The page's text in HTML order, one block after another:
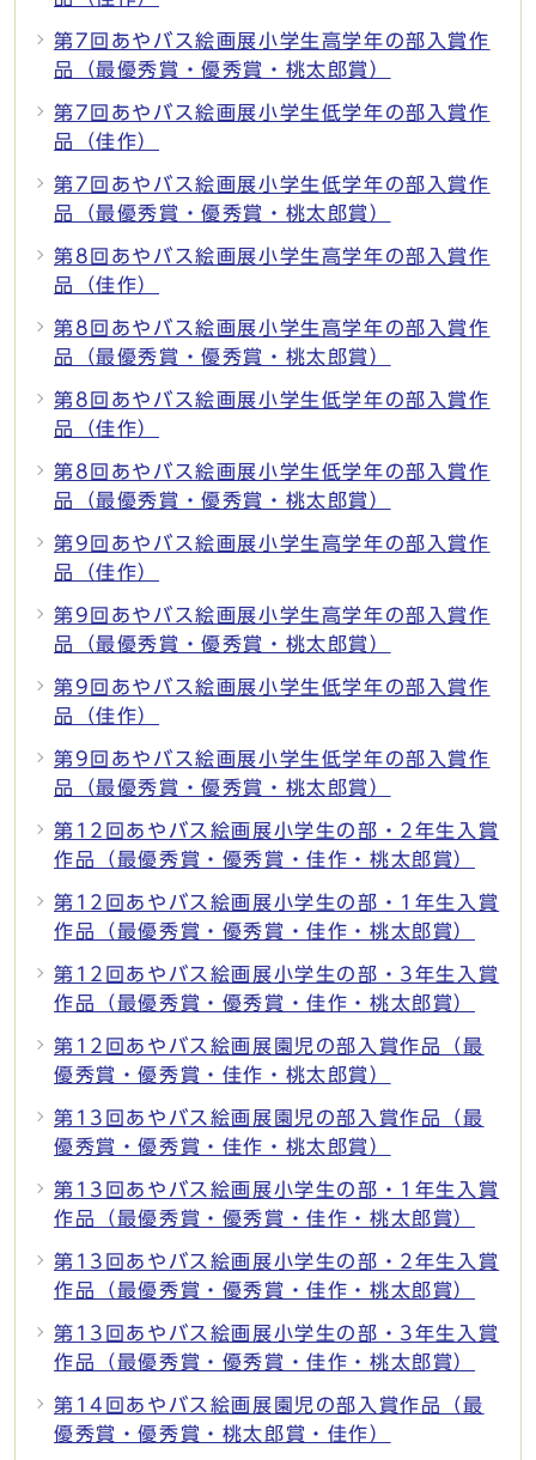
第7回あやバス絵画展小学生高学年の部入賞作
品（最優秀賞・優秀賞・桃太郎賞）
第7回あやバス絵画展小学生低学年の部入賞作
品（佳作）
第7回あやバス絵画展小学生低学年の部入賞作
品（最優秀賞・優秀賞・桃太郎賞）
第8回あやバス絵画展小学生高学年の部入賞作
品（佳作）
第8回あやバス絵画展小学生高学年の部入賞作
品（最優秀賞・優秀賞・桃太郎賞）
第8回あやバス絵画展小学生低学年の部入賞作
品（佳作）
第8回あやバス絵画展小学生低学年の部入賞作
品（最優秀賞・優秀賞・桃太郎賞）
第9回あやバス絵画展小学生高学年の部入賞作
品（佳作）
第9回あやバス絵画展小学生高学年の部入賞作
品（最優秀賞・優秀賞・桃太郎賞）
第9回あやバス絵画展小学生低学年の部入賞作
品（佳作）
第9回あやバス絵画展小学生低学年の部入賞作
品（最優秀賞・優秀賞・桃太郎賞）
第12回あやバス絵画展小学生の部・2年生入賞
作品（最優秀賞・優秀賞・佳作・桃太郎賞）
第12回あやバス絵画展小学生の部・1年生入賞
作品（最優秀賞・優秀賞・佳作・桃太郎賞）
第12回あやバス絵画展小学生の部・3年生入賞
作品（最優秀賞・優秀賞・佳作・桃太郎賞）
第12回あやバス絵画展園児の部入賞作品（最
優秀賞・優秀賞・佳作・桃太郎賞）
第13回あやバス絵画展園児の部入賞作品（最
優秀賞・優秀賞・佳作・桃太郎賞）
第13回あやバス絵画展小学生の部・1年生入賞
作品（最優秀賞・優秀賞・佳作・桃太郎賞）
第13回あやバス絵画展小学生の部・2年生入賞
作品（最優秀賞・優秀賞・佳作・桃太郎賞）
第13回あやバス絵画展小学生の部・3年生入賞
作品（最優秀賞・優秀賞・佳作・桃太郎賞）
第14回あやバス絵画展園児の部入賞作品（最
優秀賞・優秀賞・桃太郎賞・佳作）